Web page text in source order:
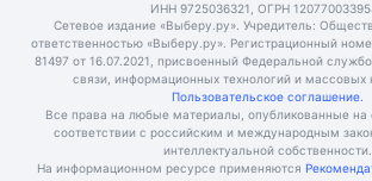
ИНН 9725036321, ОГРН
Сетевое издание «Выберу.ру». Учредитель:
ответственностью «Выберу.ру». Регистрационный
81497 от 16.07.2021, присвоенный Федеральной
связи, информационных технологий и массовых
Пользовательское соглашение.
Все права на любые материалы, опубликованные
соответствии с российским и международным
интеллектуальной собственности.
На информационном ресурсе применяются